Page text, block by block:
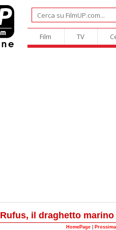
Film TV
Rufus, il draghetto
HomePage